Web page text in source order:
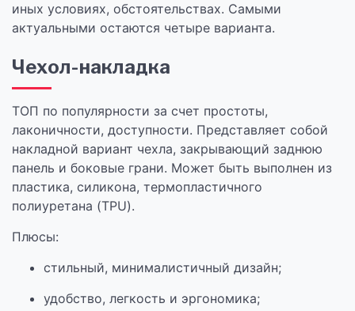
иных условиях, обстоятельствах. Самыми
актуальными остаются четыре варианта.
Чехол-накладка
ТОП по популярности за счет простоты,
лаконичности, доступности. Представляет собой
накладной вариант чехла, закрывающий заднюю
панель и боковые грани. Может быть выполнен из
пластика, силикона, термопластичного
полиуретана (TPU).
Плюсы:
стильный, минималистичный дизайн;
удобство, легкость и эргономика;